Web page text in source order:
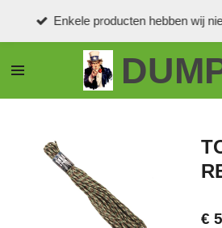
de
Enkele producten hebben wij
€